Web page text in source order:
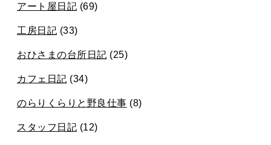
アート屋日記 (69)
工房日記 (33)
おひさまの台所日記 (25)
カフェ日記 (34)
のらりくらりと野良仕事 (8)
スタッフ日記 (12)